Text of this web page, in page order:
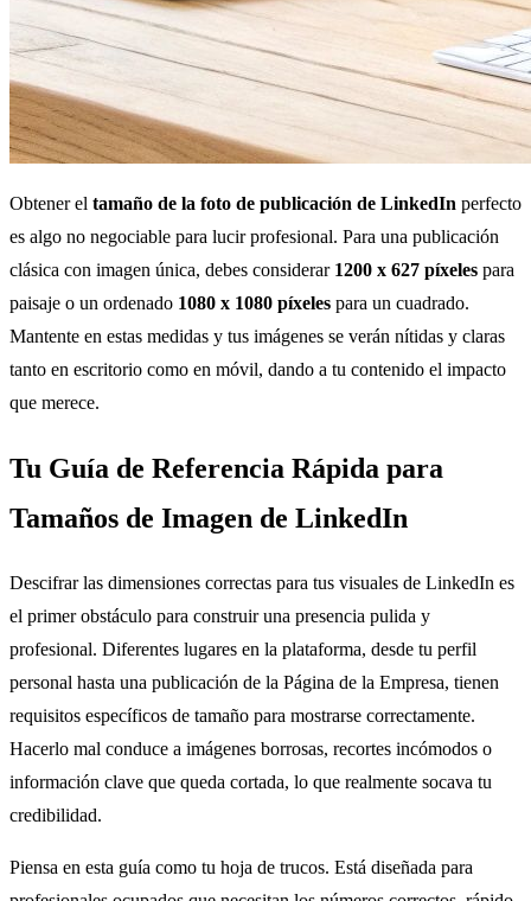
Obtener el tamaño de la foto de publicación de LinkedIn perfecto
es algo no negociable para lucir profesional. Para una publicación
clásica con imagen única, debes considerar 1200 x 627 píxeles para
paisaje o un ordenado 1080 x 1080 píxeles para un cuadrado.
Mantente en estas medidas y tus imágenes se verán nítidas y claras
tanto en escritorio como en móvil, dando a tu contenido el impacto
que merece.
Tu Guía de Referencia Rápida para
Tamaños de Imagen de LinkedIn
Descifrar las dimensiones correctas para tus visuales de LinkedIn es
el primer obstáculo para construir una presencia pulida y
profesional. Diferentes lugares en la plataforma, desde tu perfil
personal hasta una publicación de la Página de la Empresa, tienen
requisitos específicos de tamaño para mostrarse correctamente.
Hacerlo mal conduce a imágenes borrosas, recortes incómodos o
información clave que queda cortada, lo que realmente socava tu
credibilidad.
Piensa en esta guía como tu hoja de trucos. Está diseñada para